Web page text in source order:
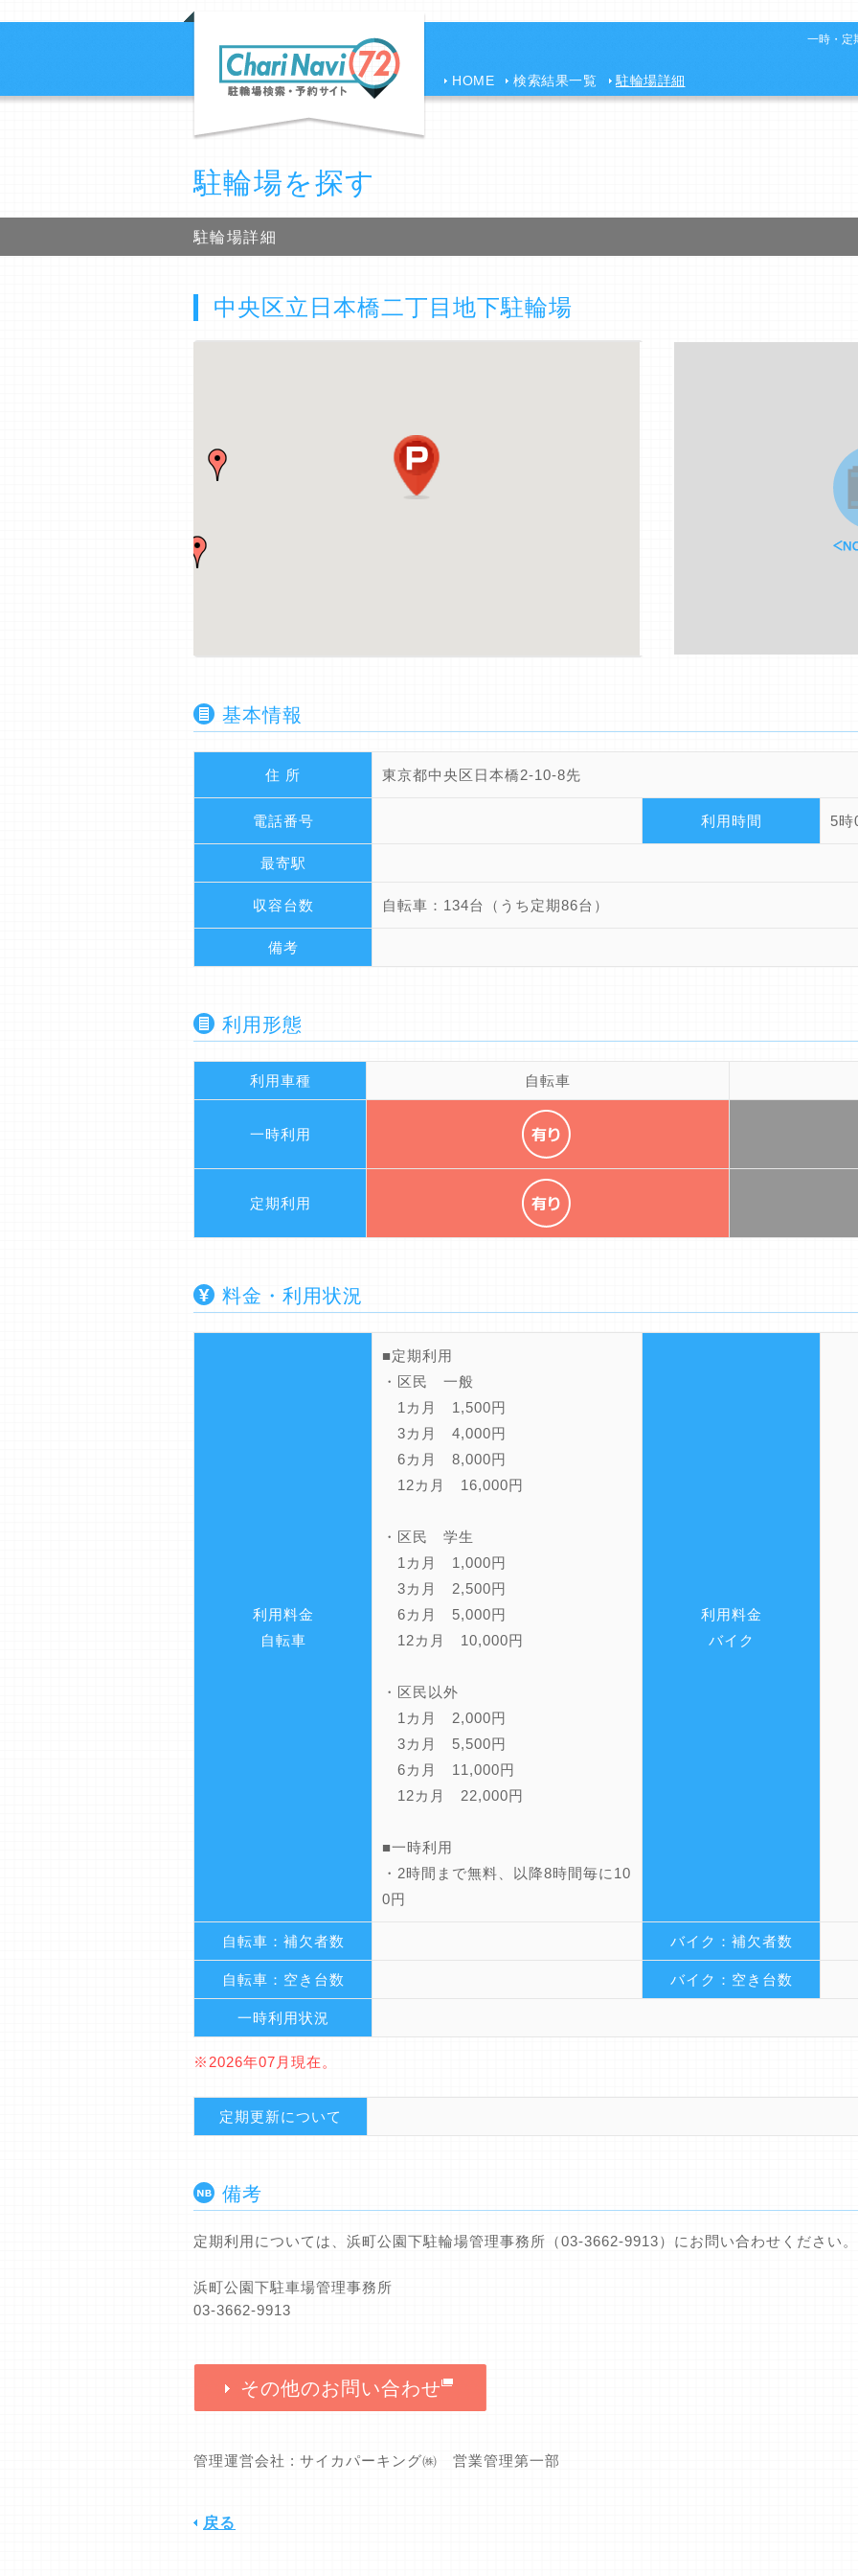
一時・定
HOME 検索結果一覧 駐輪場詳細
駐輪場を探す
駐輪場詳細
中央区立日本橋二丁目地下駐輪場
基本情報
住 所 東京都中央区日本橋2-10-8先
電話番号 利用時間 5時
最寄駅
収容台数 自転車：134台（うち定期86台）
備考
利用形態
利用車種 自転車
一時利用
定期利用
料金・利用状況
利用料金
自転車
■定期利用
・区民 一般
1カ月 1,500円
3カ月 4,000円
6カ月 8,000円
12カ月 16,000円
・区民 学生
1カ月 1,000円
3カ月 2,500円
6カ月 5,000円
12カ月 10,000円
・区民以外
1カ月 2,000円
3カ月 5,500円
6カ月 11,000円
12カ月 22,000円
■一時利用
・2時間まで無料、以降8時間毎に10
0円
利用料金
バイク
自転車：補欠者数 バイク：補欠者数
自転車：空き台数 バイク：空き台数
一時利用状況
※2026年07月現在。
定期更新について
備考
定期利用については、浜町公園下駐輪場管理事務所（03-3662-9913）にお問い合わせください。
浜町公園下駐車場管理事務所
03-3662-9913
その他のお問い合わせ
管理運営会社 : サイカパーキング㈱ 営業管理第一部
戻る